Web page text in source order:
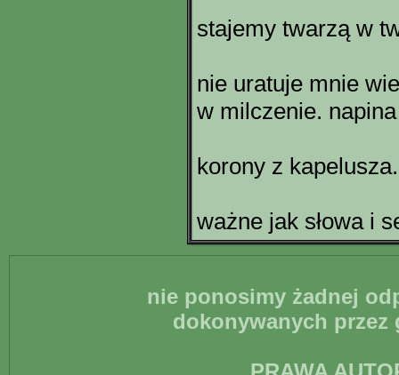
stajemy twarzą w
nie uratuje mnie
w milczenie.
korony z
ważne jak słowa i
nie ponosimy żadnej
dokonywanych